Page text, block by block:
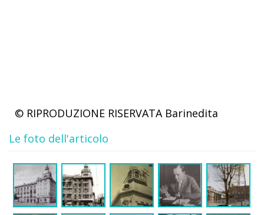
© RIPRODUZIONE RISERVATA Barinedita
Le foto dell'articolo